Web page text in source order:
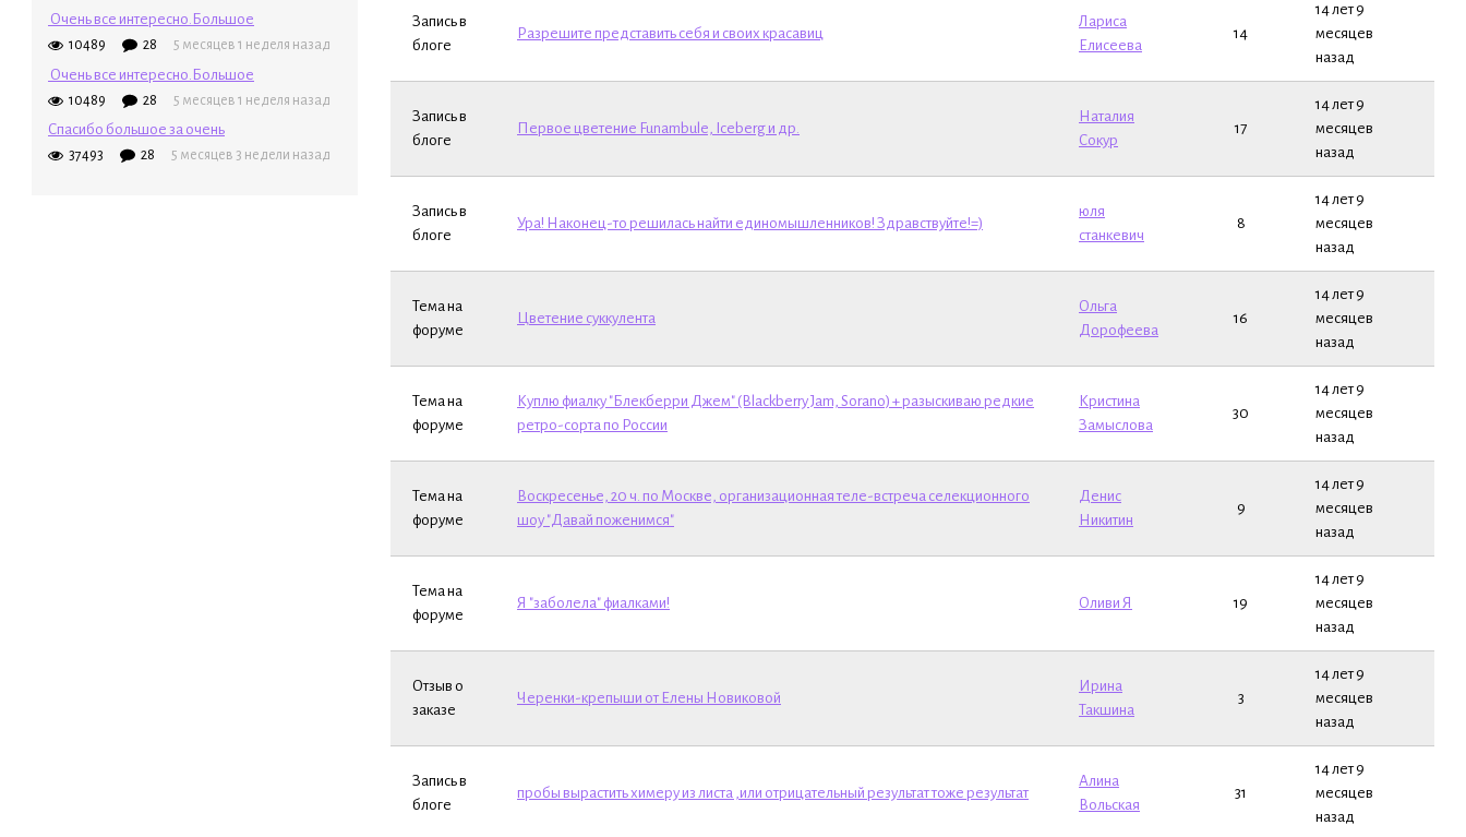
Очень все интересно.Большое
10489 28 5 месяцев 1 неделя назад
Очень все интересно.Большое
10489 28 5 месяцев 1 неделя назад
Спасибо большое за очень
37493 28 5 месяцев 3 недели назад
Запись в
блоге
Разрешите представить себя и своих красавиц
Лариса
Елисеева
14
14 лет 9
месяцев
назад
Запись в
блоге
Первое цветение Funambule, Iceberg и др.
Наталия
Сокур
17
14 лет 9
месяцев
назад
Запись в
блоге
Ура! Наконец-то решилась найти единомышленников! Здравствуйте!=)
юля
станкевич
8
14 лет 9
месяцев
назад
Тема на
форуме
Цветение суккулента
Ольга
Дорофеева
16
14 лет 9
месяцев
назад
Тема на
форуме
Куплю фиалку "Блекберри Джем" (Blackberry Jam, Sorano) + разыскиваю редкие
ретро-сорта по России
Кристина
Замыслова
30
14 лет 9
месяцев
назад
Тема на
форуме
Воскресенье, 20 ч. по Москве, организационная теле-встреча селекционного
шоу "Давай поженимся"
Денис
Никитин
9
14 лет 9
месяцев
назад
Тема на
форуме
Я "заболела" фиалками! Оливи Я 19
14 лет 9
месяцев
назад
Отзыв о
заказе
Черенки-крепыши от Елены Новиковой
Ирина
Такшина
3
14 лет 9
месяцев
назад
Запись в
блоге
пробы вырастить химеру из листа ,или отрицательный результат тоже результат
Алина
Вольская
31
14 лет 9
месяцев
назад